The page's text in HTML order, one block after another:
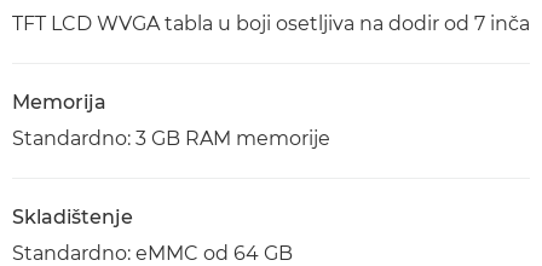
TFT LCD WVGA tabla u boji osetljiva na dodir od 7 inča
Memorija
Standardno: 3 GB RAM memorije
Skladištenje
Standardno: eMMC od 64 GB